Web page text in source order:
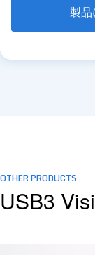
製
OTHER PRODUCTS
USB3